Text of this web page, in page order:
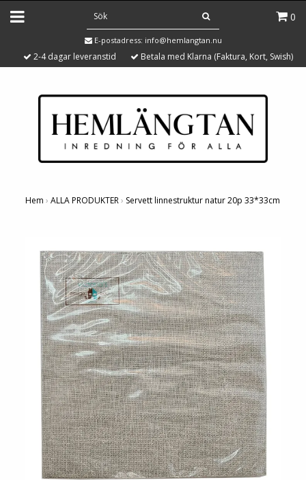
0
E-postadress: info@hemlangtan.nu
2-4 dagar leveranstid Betala med Klarna (Faktura, Kort, Swish)
Hem › ALLA PRODUKTER› Servett linnestruktur natur 20p 33*33cm